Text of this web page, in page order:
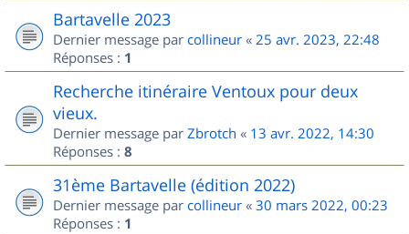
Bartavelle 2023
Dernier message par collineur « 25 avr. 2023, 22:48
Réponses : 1
Recherche itinéraire Ventoux pour deux
vieux.
Dernier message par Zbrotch « 13 avr. 2022, 14:30
Réponses : 8
31ème Bartavelle (édition 2022)
Dernier message par collineur « 30 mars 2022, 00:23
Réponses : 1